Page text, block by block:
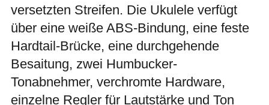
versetzten Streifen. Die Ukulele verfügt
über eine weiße ABS-Bindung, eine feste
Hardtail-Brücke, eine durchgehende
Besaitung, zwei Humbucker-
Tonabnehmer, verchromte Hardware,
einzelne Regler für Lautstärke und Ton